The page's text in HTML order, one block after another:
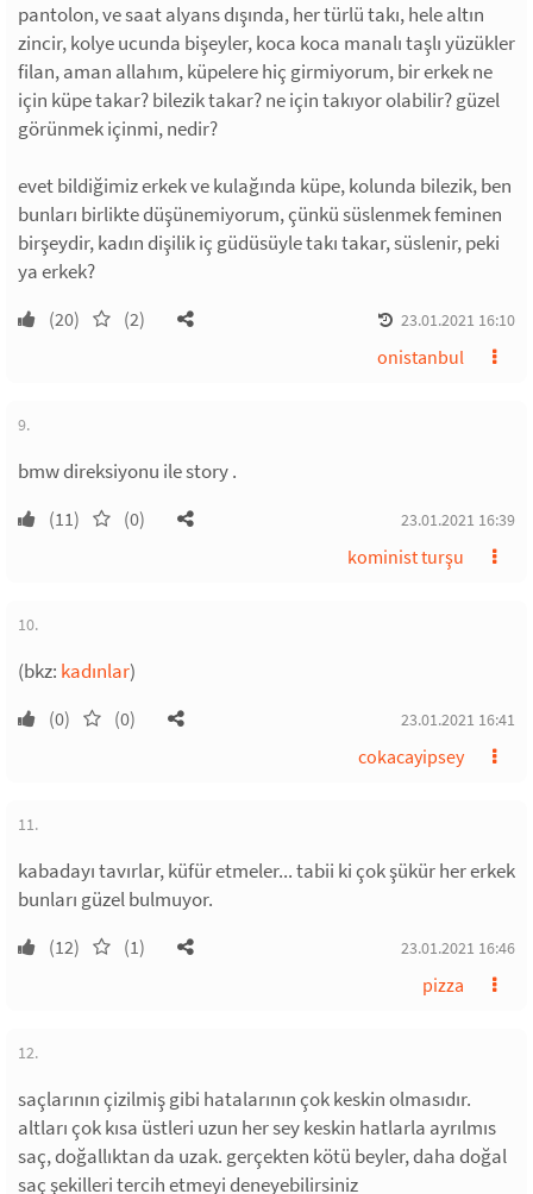
pantolon, ve saat alyans dışında, her türlü takı, hele altın
zincir, kolye ucunda bişeyler, koca koca manalı taşlı yüzükler
filan, aman allahım, küpelere hiç girmiyorum, bir erkek ne
için küpe takar? bilezik takar? ne için takıyor olabilir? güzel
görünmek içinmi, nedir?
evet bildiğimiz erkek ve kulağında küpe, kolunda bilezik, ben
bunları birlikte düşünemiyorum, çünkü süslenmek feminen
birşeydir, kadın dişilik iç güdüsüyle takı takar, süslenir, peki
ya erkek?
(20) (2) 23.01.2021 16:10
onistanbul
9.
bmw direksiyonu ile story .
(11) (0) 23.01.2021 16:39
kominist turşu
10.
(bkz: kadınlar)
(0) (0) 23.01.2021 16:41
cokacayipsey
11.
kabadayı tavırlar, küfür etmeler... tabii ki çok şükür her erkek
bunları güzel bulmuyor.
(12) (1) 23.01.2021 16:46
pizza
12.
saçlarının çizilmiş gibi hatalarının çok keskin olmasıdır.
altları çok kısa üstleri uzun her sey keskin hatlarla ayrılmıs
saç, doğallıktan da uzak. gerçekten kötü beyler, daha doğal
saç şekilleri tercih etmeyi deneyebilirsiniz